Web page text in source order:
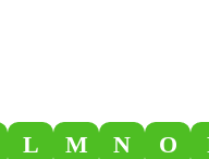
L M N O